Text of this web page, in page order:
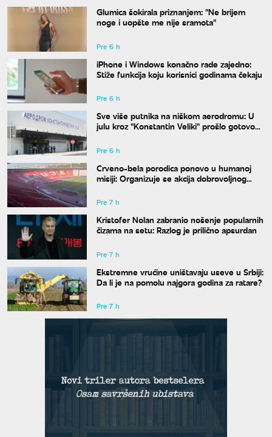
Glumica šokirala priznanjem: "Ne brijem
noge i uopšte me nije sramota"
Pre 6 h
iPhone i Windows konačno rade zajedno:
Stiže funkcija koju korisnici godinama čekaju
Pre 6 h
Sve više putnika na niškom aerodromu: U
julu kroz "Konstantin Veliki" prošlo gotovo
Pre 6 h
Crveno-bela porodica ponovo u humanoj
misiji: Organizuje se akcija dobrovoljnog
Pre 7 h
Kristofer Nolan zabranio nošenje popularnih
čizama na setu: Razlog je prilično apsurdan
Pre 7 h
Ekstremne vrućine uništavaju useve u Srbiji:
Da li je na pomolu najgora godina za ratare?
Pre 7 h